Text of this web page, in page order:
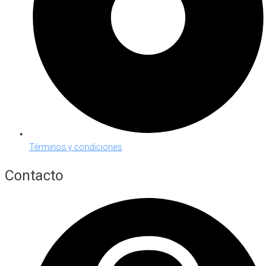
Términos y condiciones
Contacto